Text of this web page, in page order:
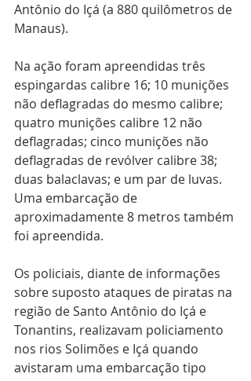
Antônio do Içá (a 880 quilômetros de
Manaus).
Na ação foram apreendidas três
espingardas calibre 16; 10 munições
não deflagradas do mesmo calibre;
quatro munições calibre 12 não
deflagradas; cinco munições não
deflagradas de revólver calibre 38;
duas balaclavas; e um par de luvas.
Uma embarcação de
aproximadamente 8 metros também
foi apreendida.
Os policiais, diante de informações
sobre suposto ataques de piratas na
região de Santo Antônio do Içá e
Tonantins, realizavam policiamento
nos rios Solimões e Içá quando
avistaram uma embarcação tipo